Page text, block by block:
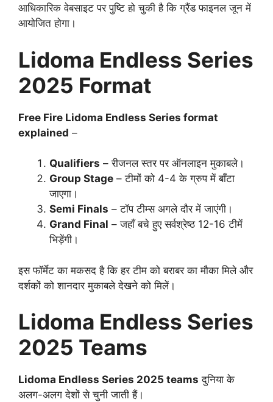
आधिकारिक वेबसाइट पर पुष्टि हो चुकी है कि ग्रैंड फाइनल जून में
आयोजित होगा।
Lidoma Endless Series
2025 Format
Free Fire Lidoma Endless Series format
explained –
Qualifiers – रीजनल स्तर पर ऑनलाइन मुकाबले।
Group Stage – टीमों को 4-4 के ग्रुप में बाँटा
जाएगा।
Semi Finals – टॉप टीम्स अगले दौर में जाएंगी।
Grand Final – जहाँ बचे हुए सर्वश्रेष्ठ 12-16 टीमें
भिड़ेंगी।
इस फॉर्मेट का मकसद है कि हर टीम को बराबर का मौका मिले और
दर्शकों को शानदार मुकाबले देखने को मिलें।
Lidoma Endless Series
2025 Teams
Lidoma Endless Series 2025 teams दुनिया के
अलग-अलग देशों से चुनी जाती हैं।